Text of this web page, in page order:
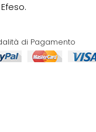
di Pagamento